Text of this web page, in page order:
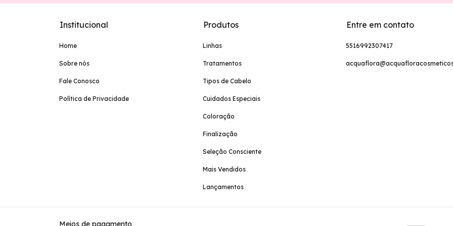
Institucional
Home
Sobre nós
Fale Conosco
Política de Privacidade
Produtos
Linhas
Tratamentos
Tipos de Cabelo
Cuidados Especiais
Coloração
Finalização
Seleção Consciente
Mais Vendidos
Lançamentos
Entre em contato
5516992307417
Meios de pagamento